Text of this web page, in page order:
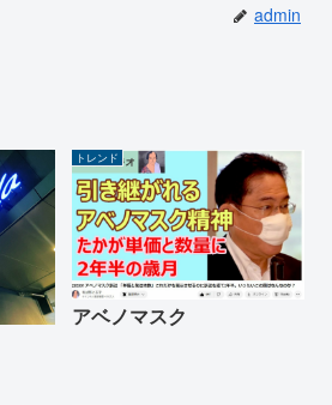
admin
トレンド
アベノマスク